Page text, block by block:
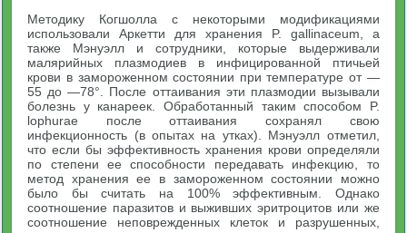
Методику Когшолла с некоторыми модификациями
использовали Аркетти для хранения P. gallinaceum, а
также Мэнуэлл и сотрудники, которые выдерживали
малярийных плазмодиев в инфицированной птичьей
крови в замороженном состоянии при температуре от —
55 до —78°. После оттаивания эти плазмодии вызывали
болезнь у канареек. Обработанный таким способом P.
lophurae после оттаивания сохранял свою
инфекционность (в опытах на утках). Мэнуэлл отметил,
что если бы эффективность хранения крови определяли
по степени ее способности передавать инфекцию, то
метод хранения ее в замороженном состоянии можно
было бы считать на 100% эффективным. Однако
соотношение паразитов и выживших эритроцитов или же
соотношение неповрежденных клеток и разрушенных,